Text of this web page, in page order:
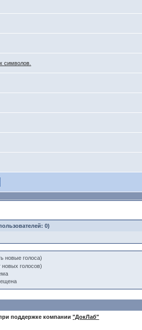
символов.
0)
новые голоса)
голосов)
поддержке компании"ДокЛаб"